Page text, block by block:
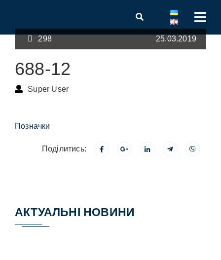
298 25.03.2019
688-12
Super User
Позначки
Поділитись:
АКТУАЛЬНІ НОВИНИ